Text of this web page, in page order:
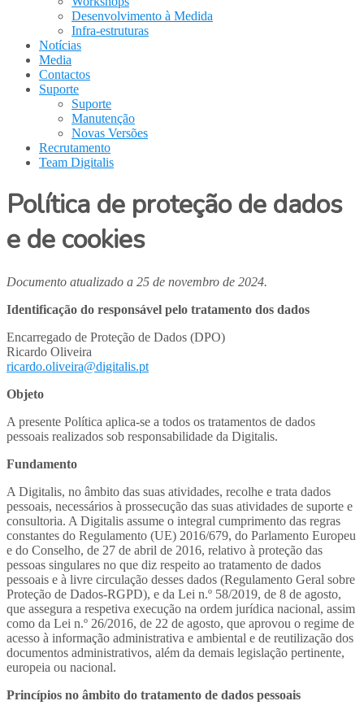
Desenvolvimento à Medida
Infra-estruturas
Notícias
Media
Contactos
Suporte
Suporte
Manutenção
Novas Versões
Recrutamento
Team Digitalis
Política de proteção de dados
e de cookies
Documento atualizado a 25 de novembro de 2024.
Identificação do responsável pelo tratamento dos dados
Encarregado de Proteção de Dados (DPO)
Ricardo Oliveira
ricardo.oliveira@digitalis.pt
Objeto
A presente Política aplica-se a todos os tratamentos de dados
pessoais realizados sob responsabilidade da Digitalis.
Fundamento
A Digitalis, no âmbito das suas atividades, recolhe e trata dados
pessoais, necessários à prossecução das suas atividades de suporte e
consultoria. A Digitalis assume o integral cumprimento das regras
constantes do Regulamento (UE) 2016/679, do Parlamento Europeu
e do Conselho, de 27 de abril de 2016, relativo à proteção das
pessoas singulares no que diz respeito ao tratamento de dados
pessoais e à livre circulação desses dados (Regulamento Geral sobre
Proteção de Dados-RGPD), e da Lei n.º 58/2019, de 8 de agosto,
que assegura a respetiva execução na ordem jurídica nacional, assim
como da Lei n.º 26/2016, de 22 de agosto, que aprovou o regime de
acesso à informação administrativa e ambiental e de reutilização dos
documentos administrativos, além da demais legislação pertinente,
europeia ou nacional.
Princípios no âmbito do tratamento de dados pessoais